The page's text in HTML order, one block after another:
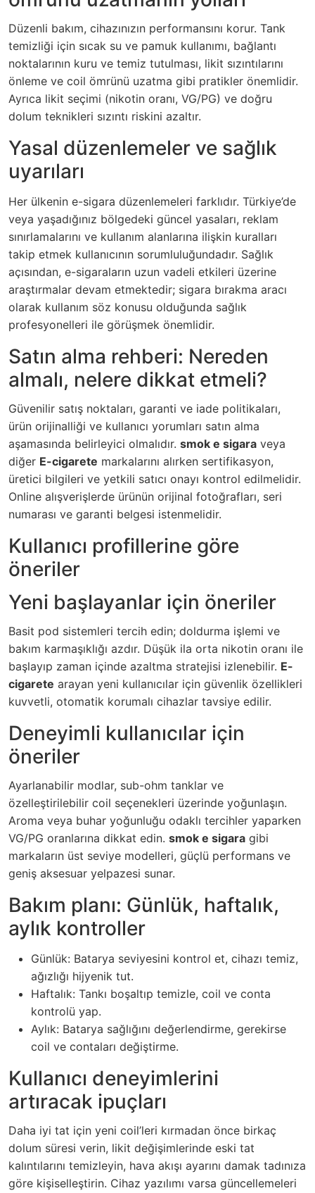
Düzenli bakım, cihazınızın performansını korur. Tank
temizliği için sıcak su ve pamuk kullanımı, bağlantı
noktalarının kuru ve temiz tutulması, likit sızıntılarını
önleme ve coil ömrünü uzatma gibi pratikler önemlidir.
Ayrıca likit seçimi (nikotin oranı, VG/PG) ve doğru
dolum teknikleri sızıntı riskini azaltır.
Yasal düzenlemeler ve sağlık
uyarıları
Her ülkenin e-sigara düzenlemeleri farklıdır. Türkiye’de
veya yaşadığınız bölgedeki güncel yasaları, reklam
sınırlamalarını ve kullanım alanlarına ilişkin kuralları
takip etmek kullanıcının sorumluluğundadır. Sağlık
açısından, e-sigaraların uzun vadeli etkileri üzerine
araştırmalar devam etmektedir; sigara bırakma aracı
olarak kullanım söz konusu olduğunda sağlık
profesyonelleri ile görüşmek önemlidir.
Satın alma rehberi: Nereden
almalı, nelere dikkat etmeli?
Güvenilir satış noktaları, garanti ve iade politikaları,
ürün orijinalliği ve kullanıcı yorumları satın alma
aşamasında belirleyici olmalıdır. smok e sigara veya
diğer E-cigarete markalarını alırken sertifikasyon,
üretici bilgileri ve yetkili satıcı onayı kontrol edilmelidir.
Online alışverişlerde ürünün orijinal fotoğrafları, seri
numarası ve garanti belgesi istenmelidir.
Kullanıcı profillerine göre
öneriler
Yeni başlayanlar için öneriler
Basit pod sistemleri tercih edin; doldurma işlemi ve
bakım karmaşıklığı azdır. Düşük ila orta nikotin oranı ile
başlayıp zaman içinde azaltma stratejisi izlenebilir. E-
cigarete arayan yeni kullanıcılar için güvenlik özellikleri
kuvvetli, otomatik korumalı cihazlar tavsiye edilir.
Deneyimli kullanıcılar için
öneriler
Ayarlanabilir modlar, sub-ohm tanklar ve
özelleştirilebilir coil seçenekleri üzerinde yoğunlaşın.
Aroma veya buhar yoğunluğu odaklı tercihler yaparken
VG/PG oranlarına dikkat edin. smok e sigara gibi
markaların üst seviye modelleri, güçlü performans ve
geniş aksesuar yelpazesi sunar.
Bakım planı: Günlük, haftalık,
aylık kontroller
Günlük: Batarya seviyesini kontrol et, cihazı temiz,
ağızlığı hijyenik tut.
Haftalık: Tankı boşaltıp temizle, coil ve conta
kontrolü yap.
Aylık: Batarya sağlığını değerlendirme, gerekirse
coil ve contaları değiştirme.
Kullanıcı deneyimlerini
artıracak ipuçları
Daha iyi tat için yeni coil’leri kırmadan önce birkaç
dolum süresi verin, likit değişimlerinde eski tat
kalıntılarını temizleyin, hava akışı ayarını damak tadınıza
göre kişiselleştirin. Cihaz yazılımı varsa güncellemeleri